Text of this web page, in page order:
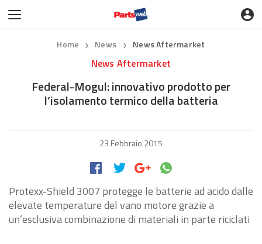
Home ❯ News ❯ News Aftermarket
News Aftermarket
Federal-Mogul: innovativo prodotto per
l’isolamento termico della batteria
23 Febbraio 2015
Protexx-Shield 3007 protegge le batterie ad acido dalle
elevate temperature del vano motore grazie a
un’esclusiva combinazione di materiali in parte riciclati